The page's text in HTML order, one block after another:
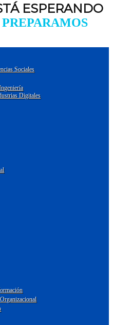
ESPERANDO
Sociales
Digitales